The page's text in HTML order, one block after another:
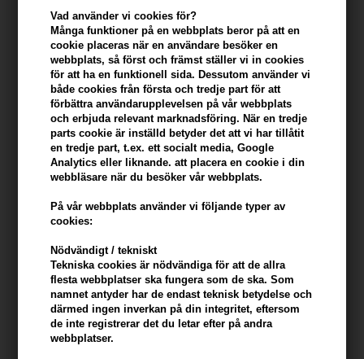
Vad använder vi cookies för?
Många funktioner på en webbplats beror på att en
cookie placeras när en användare besöker en
webbplats, så först och främst ställer vi in ​​cookies
för att ha en funktionell sida. Dessutom använder vi
både cookies från första och tredje part för att
förbättra användarupplevelsen på vår webbplats
och erbjuda relevant marknadsföring. När en tredje
parts cookie är inställd betyder det att vi har tillåtit
en tredje part, t.ex. ett socialt media, Google
Analytics eller liknande. att placera en cookie i din
webbläsare när du besöker vår webbplats.
På vår webbplats använder vi följande typer av
cookies:
Nödvändigt / tekniskt
Tekniska cookies är nödvändiga för att de allra
flesta webbplatser ska fungera som de ska. Som
namnet antyder har de endast teknisk betydelse och
därmed ingen inverkan på din integritet, eftersom
de inte registrerar det du letar efter på andra
webbplatser.
att skicka ett email till oss med en förklaring och
några bilder på problemet.
Skicka in produkten tillsammans med endetaljerad
beskrivning på produktens problem, inkluderande
orsaken till skadan.
Du skal informera oss om din retur via e-post
info@hair247.se.
Notera att produkten är ditt ansvar under leveransen tills
det att vi har mottagit den. Se därför till att produkten är
säkert inpackad under leveransen.
Du ska reklamera inom skälig tid. Om du lämnat
meddelande om felet till oss inom två månader från att du
upptäckte felet anses din reklamation alltid lämnad inom
skälig tid. Sker inte reklamation inom skälig tid från det
att felet upptäckts, eller borde ha upptäckts, och senast